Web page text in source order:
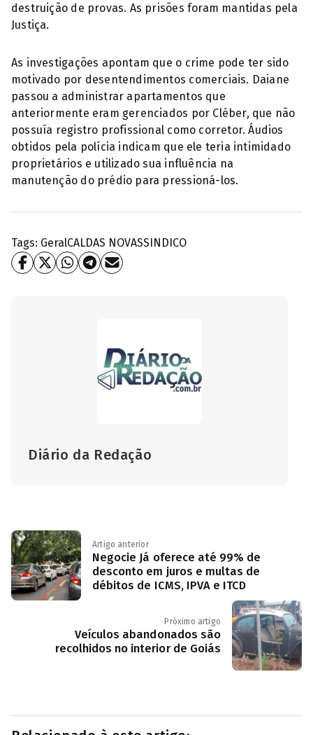
destruição de provas. As prisões foram mantidas pela
Justiça.
As investigações apontam que o crime pode ter sido
motivado por desentendimentos comerciais. Daiane
passou a administrar apartamentos que
anteriormente eram gerenciados por Cléber, que não
possuía registro profissional como corretor. Áudios
obtidos pela polícia indicam que ele teria intimidado
proprietários e utilizado sua influência na
manutenção do prédio para pressioná-los.
Tags: GeralCALDAS NOVASSINDICO
Diário da Redação
Artigo anterior
Negocie Já oferece até 99% de
desconto em juros e multas de
débitos de ICMS, IPVA e ITCD
Próximo artigo
Veículos abandonados são
recolhidos no interior de Goiás